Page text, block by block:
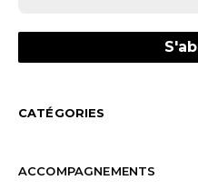
CATÉGORIES
ACCOMPAGNEMENTS